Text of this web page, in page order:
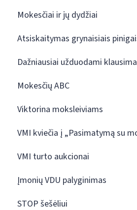
Mokesčiai ir jų dydžiai
Atsiskaitymas grynaisiais
Dažniausiai užduodami
Mokesčių ABC
Viktorina moksleiviams
VMI kviečia į „Pasimatymą su
VMI turto aukcionai
Įmonių VDU palyginimas
STOP šešėliui